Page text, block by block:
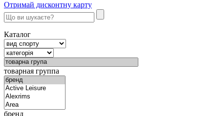
Отримай дисконтну карту
Каталог
товарная группа
бренд